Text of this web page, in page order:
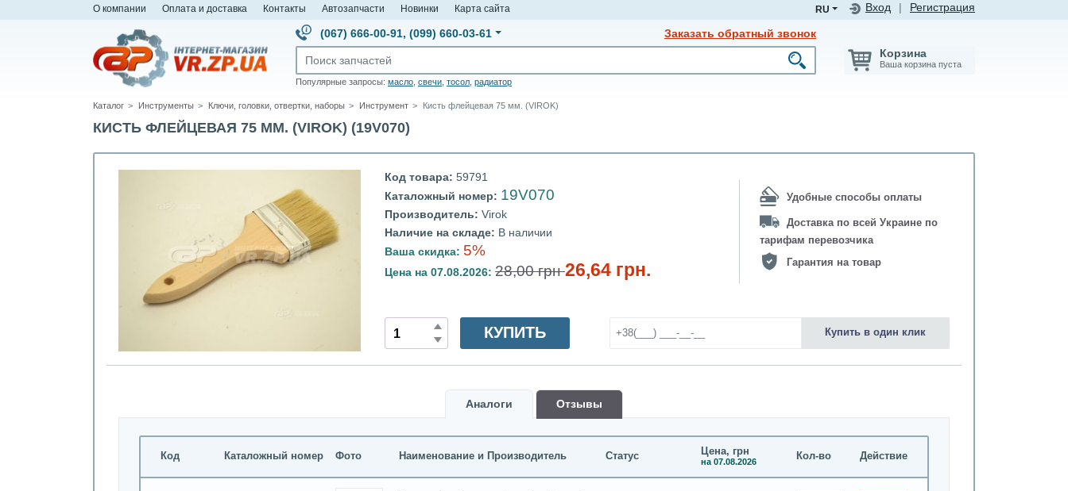
О компании Оплата и доставка Контакты Автозапчасти Новинки Карта сайта Вход Регистрация
RU
(067) 666-00-91, (099) 660-03-61 Заказать обратный звонок
Популярные запросы: масло свечи тосол радиатор
Корзина
Ваша корзина пуста
Каталог Инструменты Ключи, головки, отвертки, наборы Инструмент Кисть флейцевая 75 мм. (VIROK)
КИСТЬ ФЛЕЙЦЕВАЯ 75 ММ. (VIROK) (19V070)
Код товара: 59791
Каталожный номер: 19V070
Производитель: Virok
Наличие на складе: В наличии
Ваша скидка: 5%
Цена на 07.08.2026: 28,00 грн26,64 грн.
Удобные способы оплаты
Доставка по всей Украине по
тарифам перевозчика
Гарантия на товар
КУПИТЬ Купить в один клик
Аналоги Oтзывы
Код Каталожный номер Фото Наименование и Производитель Статус Цена, грн
на 07.08.2026 Кол-во Действие